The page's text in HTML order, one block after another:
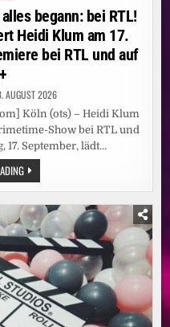
begann: bei RTL!
Heidi Klum am 17.
bei RTL und auf
AUGUST 2026
Köln (ots) – Heidi Klum
Show bei RTL und
17. September, lädt…
HEIDI
IST
ZURÜCK,
1992
ALLES
BEGANN:
BEI
RTL!
MIT
DEM
„HEIDIFEST“
FEIERT
HEIDI
KLUM